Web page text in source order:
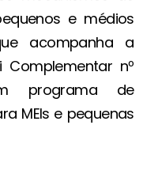
e médios
acompanha a
nº
programa de
MEIs e pequenas